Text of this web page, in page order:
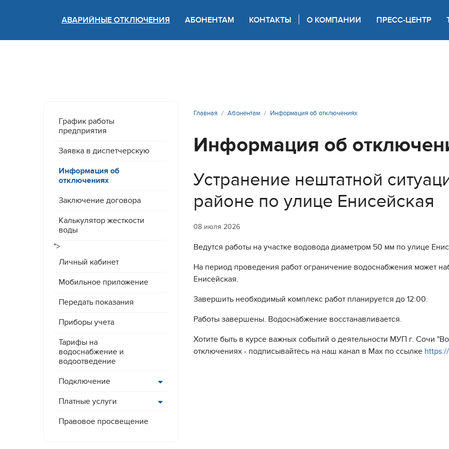
Версия для слабовидящих
АВАРИЙНЫЕ ОТКЛЮЧЕНИЯ АБОНЕНТАМ КОНТАКТЫ О КОМПАНИИ ПРЕСС-ЦЕНТР
График работы
предприятия
Заявка в диспетчерскую
Информация об
отключениях
Заключение договора
Калькулятор жесткости
воды
">
Личный кабинет
Мобильное приложение
Передать показания
Приборы учета
Тарифы на
водоснабжение и
водоотведение
Подключение
Платные услуги
Правовое просвещение
Главная Абонентам Информация об отключениях
Информация об
Устранение нештатной
районе по улице Енисейская
08 июля 2026
Ведутся работы на участке водовода диаметром 50 мм по улице
На период проведения работ ограничение водоснабжения может
Енисейская.
Завершить необходимый комплекс работ планируется до 12:00.
Работы завершены. Водоснабжение восстанавливается.
Хотите быть в курсе важных событий о деятельности МУП г. Сочи
отключениях - подписывайтесь на наш канал в Max по ссылке